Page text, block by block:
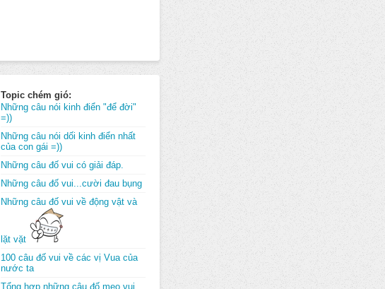
Topic chém gió:
Những câu nói kinh điển "để đời"
=))
Những câu nói dối kinh điển nhất
của con gái =))
Những câu đố vui có giải đáp.
Những câu đố vui...cười đau bụng
Những câu đố vui về động vật và
lặt vặt
100 câu đố vui về các vị Vua của
nước ta
Tổng hợp những câu đố mẹo vui